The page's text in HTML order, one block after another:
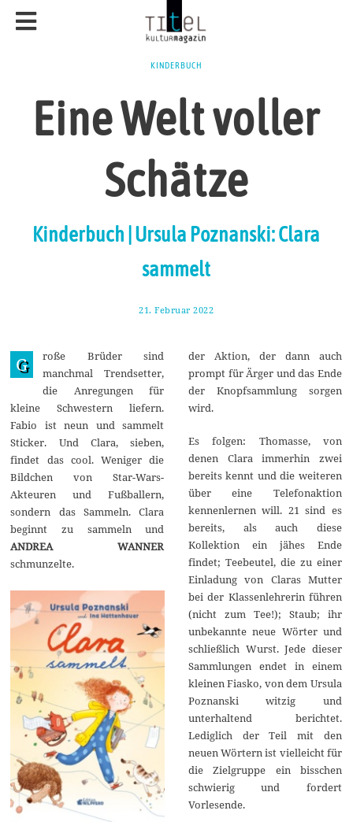
KINDERBUCH
Eine Welt voller
Schätze
Kinderbuch | Ursula Poznanski: Clara
sammelt
21. Februar 2022
r
2
0
G
roße Brüder sind
manchmal Trendsetter,
die Anregungen für
kleine Schwestern liefern.
Fabio ist neun und sammelt
Sticker. Und Clara, sieben,
findet das cool. Weniger die
Bildchen von Star-Wars-
Akteuren und Fußballern,
sondern das Sammeln. Clara
beginnt zu sammeln und
ANDREA WANNER
schmunzelte.
der Aktion, der dann auch
prompt für Ärger und das Ende
der Knopfsammlung sorgen
wird.
Es folgen: Thomasse, von
denen Clara immerhin zwei
bereits kennt und die weiteren
über eine Telefonaktion
kennenlernen will. 21 sind es
bereits, als auch diese
Kollektion ein jähes Ende
findet; Teebeutel, die zu einer
Einladung von Claras Mutter
bei der Klassenlehrerin führen
(nicht zum Tee!); Staub; ihr
unbekannte neue Wörter und
schließlich Wurst. Jede dieser
Sammlungen endet in einem
kleinen Fiasko, von dem Ursula
Poznanski witzig und
unterhaltend berichtet.
Lediglich der Teil mit den
neuen Wörtern ist vielleicht für
die Zielgruppe ein bisschen
schwierig und fordert
Vorlesende.